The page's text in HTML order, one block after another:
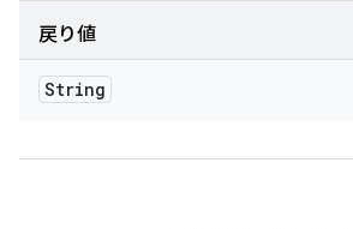
戻り値
String